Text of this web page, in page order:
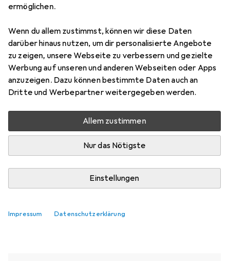
ermöglichen.
Wenn du allem zustimmst, können wir diese Daten
darüber hinaus nutzen, um dir personalisierte Angebote
zu zeigen, unsere Webseite zu verbessern und gezielte
Werbung auf unseren und anderen Webseiten oder Apps
anzuzeigen. Dazu können bestimmte Daten auch an
Dritte und Werbepartner weitergegeben werden.
Allem zustimmen
Nur das Nötigste
Einstellungen
Impressum Datenschutzerklärung
7 Mehr von Electrolux
Aktuell nicht lieferbar
Benachrichtigen, wenn lieferbar
Vergleichen
Kostenloser Versand ab 30,– i
Ähnliche Produkte mit besserer